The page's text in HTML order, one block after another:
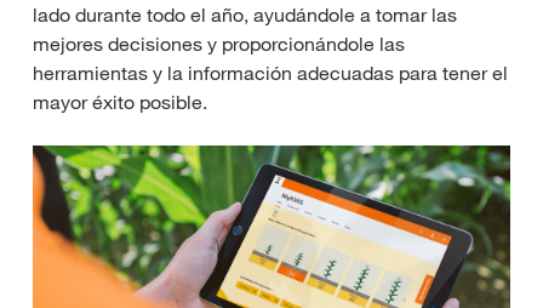
lado durante todo el año, ayudándole a tomar las
mejores decisiones y proporcionándole las
herramientas y la información adecuadas para tener el
mayor éxito posible.